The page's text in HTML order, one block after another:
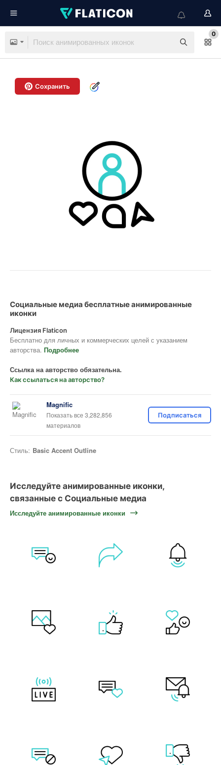
0
Сохранить
Социальные медиа бесплатные анимированные
иконки
Лицензия Flaticon
Бесплатно для личных и коммерческих целей с указанием
авторства. Подробнее
Ссылка на авторство обязательна.
Как ссылаться на авторство?
Magnific
Показать все 3,282,856
материалов
Подписаться
Стиль: Basic Accent Outline
Исследуйте анимированные иконки,
связанные с Социальные медиа
Исследуйте анимированные иконки